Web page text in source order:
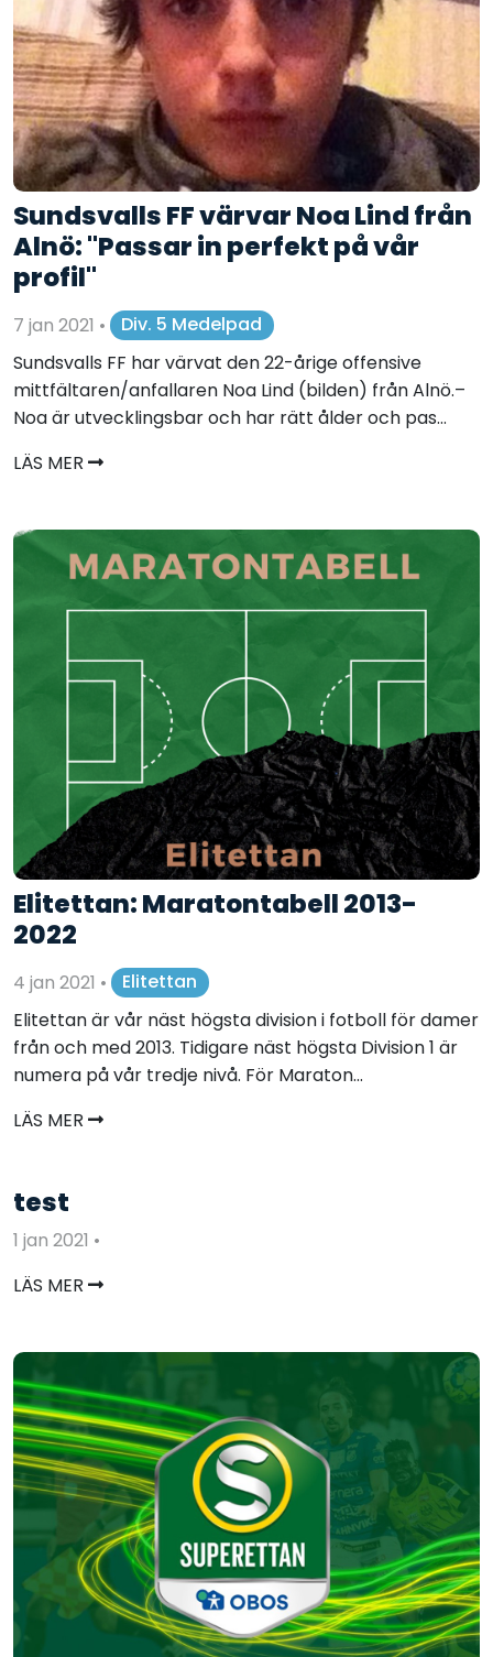
Sundsvalls FF värvar Noa Lind från
Alnö: "Passar in perfekt på vår
profil"
7 jan 2021 •
Div. 5 Medelpad
Sundsvalls FF har värvat den 22-årige offensive
mittfältaren/anfallaren Noa Lind (bilden) från Alnö.–
Noa är utvecklingsbar och har rätt ålder och pas...
LÄS MER
Elitettan: Maratontabell 2013-
2022
4 jan 2021 •
Elitettan
Elitettan är vår näst högsta division i fotboll för damer
från och med 2013. Tidigare näst högsta Division 1 är
numera på vår tredje nivå. För Maraton...
LÄS MER
test
1 jan 2021 •
LÄS MER